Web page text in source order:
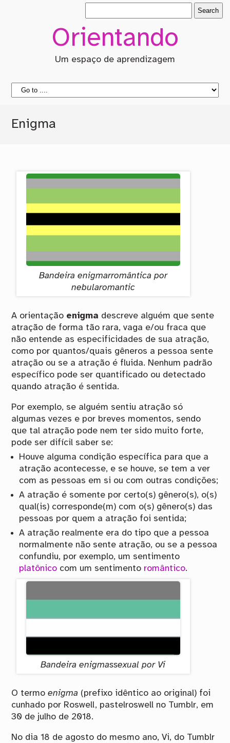
Orientando
Um espaço de aprendizagem
Enigma
Bandeira enigmarromântica por
nebularomantic
A orientação enigma descreve alguém que sente
atração de forma tão rara, vaga e/ou fraca que
não entende as especificidades de sua atração,
como por quantos/quais gêneros a pessoa sente
atração ou se a atração é fluida. Nenhum padrão
específico pode ser quantificado ou detectado
quando atração é sentida.
Por exemplo, se alguém sentiu atração só
algumas vezes e por breves momentos, sendo
que tal atração pode nem ter sido muito forte,
pode ser difícil saber se:
Houve alguma condição específica para que a
atração acontecesse, e se houve, se tem a ver
com as pessoas em si ou com outras condições;
A atração é somente por certo(s) gênero(s), o(s)
qual(is) corresponde(m) com o(s) gênero(s) das
pessoas por quem a atração foi sentida;
A atração realmente era do tipo que a pessoa
normalmente não sente atração, ou se a pessoa
confundiu, por exemplo, um sentimento
platônico com um sentimento romântico.
Bandeira enigmassexual por Vi
O termoenigma (prefixo idêntico ao original) foi
cunhado por Roswell, pastelroswell no Tumblr, em
30 de julho de 2018.
No dia 18 de agosto do mesmo ano, Vi, do Tumblr